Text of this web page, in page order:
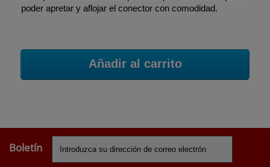
poder apretar y aflojar el conector con comodidad.
Añadir al carrito
Boletín